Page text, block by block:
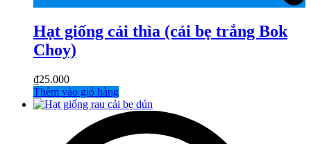
Hạt giống cải thìa (cải bẹ trắng Bok
Choy)
₫25.000
Thêm vào giỏ hàng